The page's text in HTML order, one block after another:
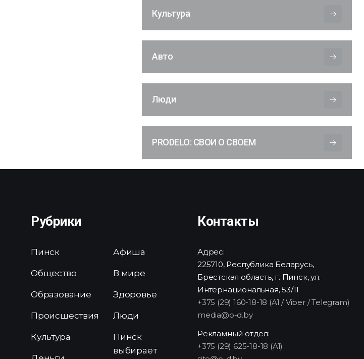
Культура
Авто
Люди
PRODELO: СВОИ О СВОЕМ
Рубрики
Пинск
Общество
Образование
Происшествия
Культура
Афиша
В мире
Здоровье
Люди
Пинск
выбирает
Контакты
Адрес:
225710, Республика Беларусь,
Брестская область, г. Пинск, ул.
Интернациональная, 53/11
+375 (29) 160-18-18 (A1 / Viber / Telegram)
media@o-d.by
Рекламный отдел:
+375 (29) 625-18-18 (A1)